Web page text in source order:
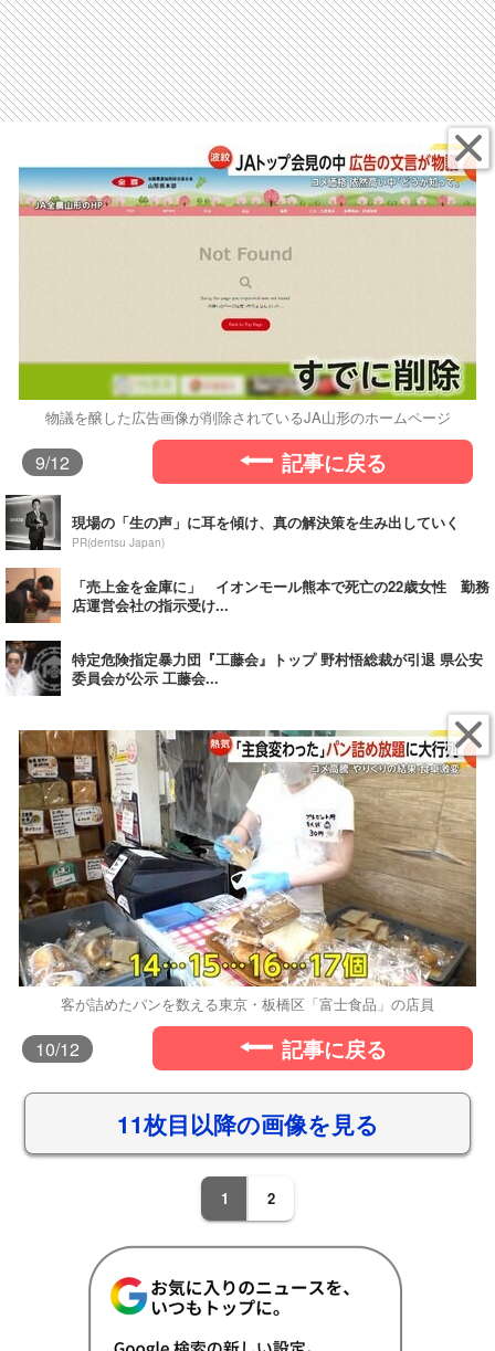
物議を醸した広告画像が削除されているJA山形のホームページ
9/12 記事に戻る
現場の「生の声」に耳を傾け、真の解決策を生み出していく
PR(dentsu Japan)
「売上金を金庫に」 イオンモール熊本で死亡の22歳女性 勤務
店運営会社の指示受け...
特定危険指定暴力団『工藤会』トップ 野村悟総裁が引退 県公安
委員会が公示 工藤会...
客が詰めたパンを数える東京・板橋区「富士食品」の店員
10/12 記事に戻る
11枚目以降の画像を見る
1 2